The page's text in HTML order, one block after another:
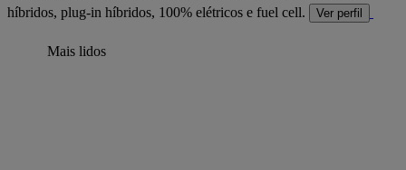
híbridos, plug-in híbridos, 100% elétricos e fuel cell.
Ver perfil
Mais lidos